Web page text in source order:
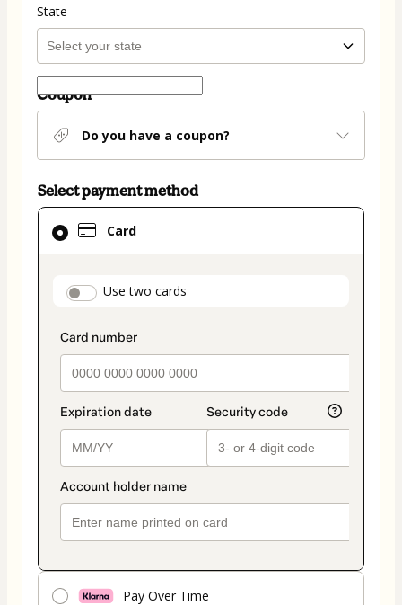
State
Coupon
Do you have a coupon?
Select payment method
Card
payment_data.section_title_v2
Use two cards
Pay Over Time
Card
selected
method